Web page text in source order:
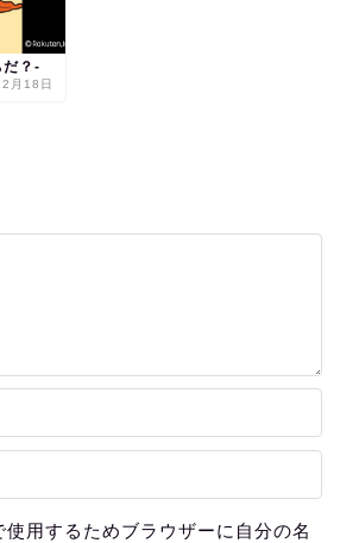
？-
月18日
使用するためブラウザーに自分の名